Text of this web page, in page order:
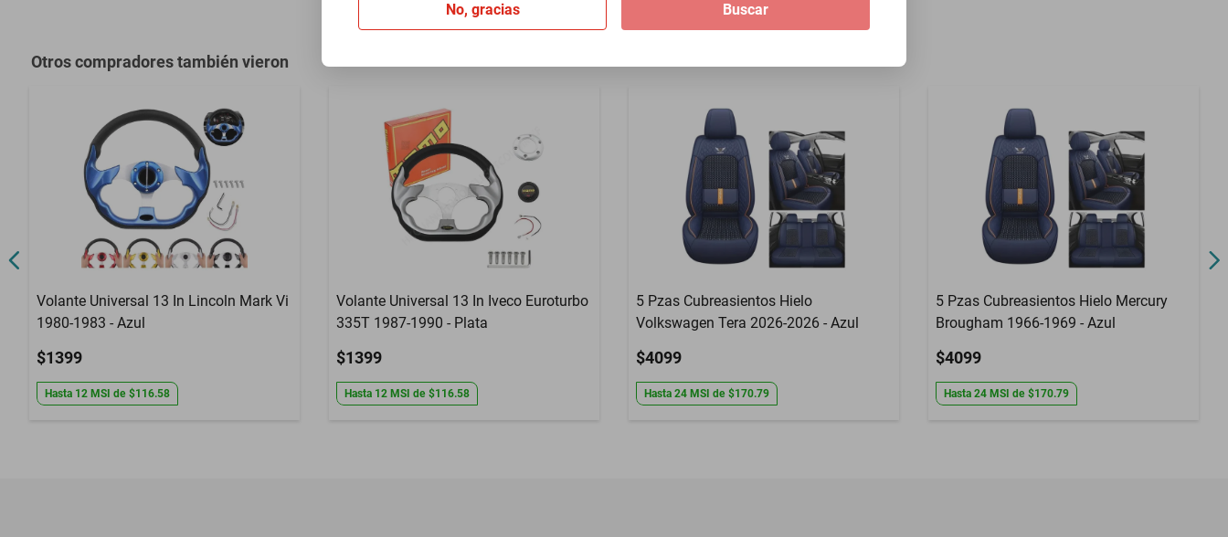
No, gracias Buscar
Otros compradores también vieron
Volante Universal 13 In Lincoln Mark Vi
1980-1983 - Azul
$1399
Hasta 12 MSI de $116.58
Volante Universal 13 In Iveco Euroturbo
335T 1987-1990 - Plata
$1399
Hasta 12 MSI de $116.58
5 Pzas Cubreasientos Hielo
Volkswagen Tera 2026-2026 - Azul
$4099
Hasta 24 MSI de $170.79
5 Pzas Cubreasientos Hielo Mercury
Brougham 1966-1969 - Azul
$4099
Hasta 24 MSI de $170.79